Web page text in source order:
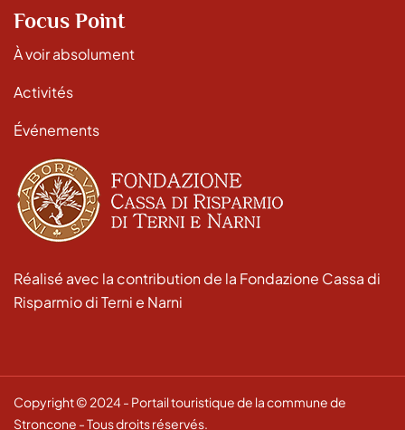
Focus Point
À voir absolument
Activités
Événements
Réalisé avec la contribution de la Fondazione Cassa di
Risparmio di Terni e Narni
Copyright © 2024 - Portail touristique de la commune de
Stroncone - Tous droits réservés.